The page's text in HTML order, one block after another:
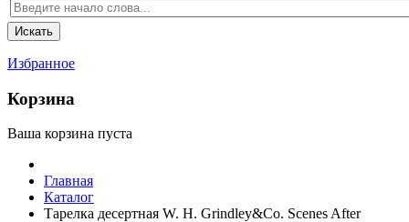
Избранное
Корзина
Ваша корзина пуста
Главная
Каталог
Тарелка десертная W. H. Grindley&Co. Scenes After